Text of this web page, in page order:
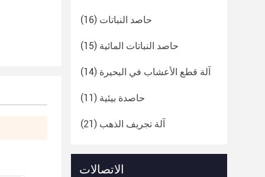
حاصد النباتات (16)
حاصد النباتات المائية (15)
آلة قطع الأعشاب في البحيرة (14)
حاصدة بيئية (11)
آلة تجريف الذهب (21)
الاتصالات